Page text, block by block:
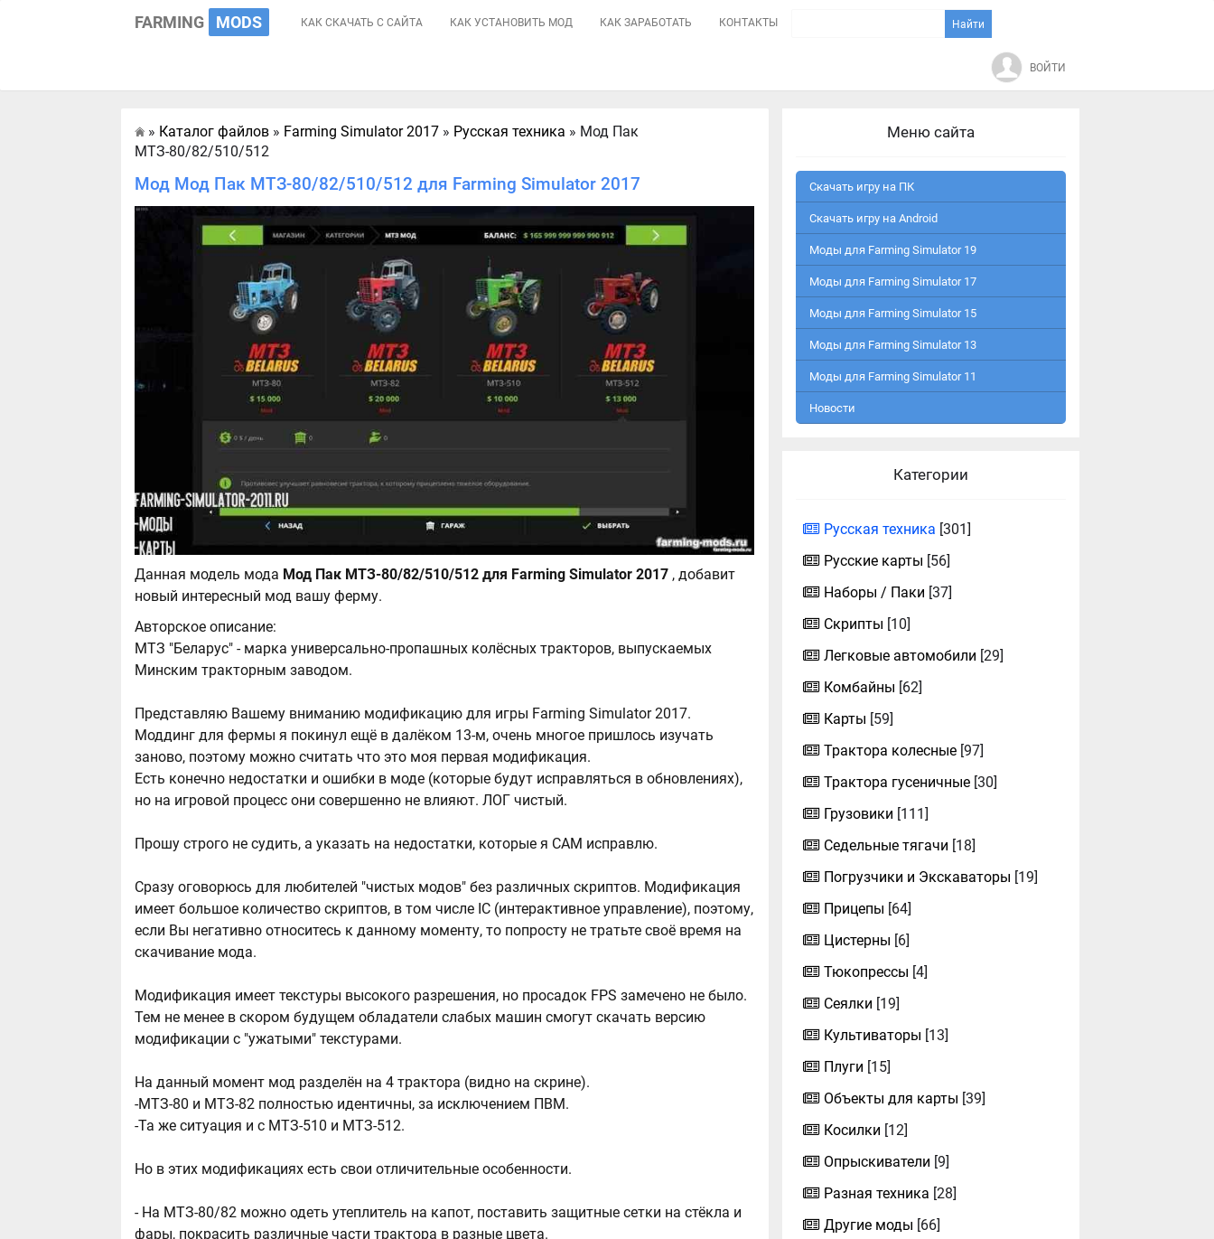
FARMING MODS КАК СКАЧАТЬ С САЙТА КАК УСТАНОВИТЬ МОД КАК ЗАРАБОТАТЬ КОНТАКТЫ
ВОЙТИ
Главная
» Каталог файлов » Farming Simulator 2017 » Русская техника » Мод Пак
МТЗ-80/82/510/512
Мод Мод Пак МТЗ-80/82/510/512 для Farming Simulator 2017
Данная модель мода Мод Пак МТЗ-80/82/510/512 для Farming Simulator 2017 , добавит
новый интересный мод вашу ферму.
Авторское описание:
МТЗ "Беларус" - марка универсально-пропашных колёсных тракторов, выпускаемых
Минским тракторным заводом.
Представляю Вашему вниманию модификацию для игры Farming Simulator 2017.
Моддинг для фермы я покинул ещё в далёком 13-м, очень многое пришлось изучать
заново, поэтому можно считать что это моя первая модификация.
Есть конечно недостатки и ошибки в моде (которые будут исправляться в обновлениях),
но на игровой процесс они совершенно не влияют. ЛОГ чистый.
Прошу строго не судить, а указать на недостатки, которые я САМ исправлю.
Сразу оговорюсь для любителей "чистых модов" без различных скриптов. Модификация
имеет большое количество скриптов, в том числе IC (интерактивное управление), поэтому,
если Вы негативно относитесь к данному моменту, то попросту не тратьте своё время на
скачивание мода.
Модификация имеет текстуры высокого разрешения, но просадок FPS замечено не было.
Тем не менее в скором будущем обладатели слабых машин смогут скачать версию
модификации с "ужатыми" текстурами.
На данный момент мод разделён на 4 трактора (видно на скрине).
-МТЗ-80 и МТЗ-82 полностью идентичны, за исключением ПВМ.
-Та же ситуация и с МТЗ-510 и МТЗ-512.
Но в этих модификациях есть свои отличительные особенности.
- На МТЗ-80/82 можно одеть утеплитель на капот, поставить защитные сетки на стёкла и
фары, покрасить различные части трактора в разные цвета.
Меню сайта
Скачать игру на ПК
Скачать игру на Android
Моды для Farming Simulator 19
Моды для Farming Simulator 17
Моды для Farming Simulator 15
Моды для Farming Simulator 13
Моды для Farming Simulator 11
Новости
Категории
Русская техника [301]
Русские карты [56]
Наборы / Паки [37]
Скрипты [10]
Легковые автомобили [29]
Комбайны [62]
Карты [59]
Трактора колесные [97]
Трактора гусеничные [30]
Грузовики [111]
Седельные тягачи [18]
Погрузчики и Экскаваторы [19]
Прицепы [64]
Цистерны [6]
Тюкопрессы [4]
Сеялки [19]
Культиваторы [13]
Плуги [15]
Объекты для карты [39]
Косилки [12]
Опрыскиватели [9]
Разная техника [28]
Другие моды [66]